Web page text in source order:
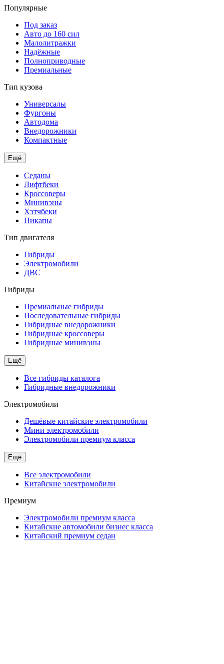
Популярные
Под заказ
Авто до 160 сил
Малолитражки
Надёжные
Полноприводные
Премиальные
Тип кузова
Универсалы
Фургоны
Автодома
Внедорожники
Компактные
Ещё
Седаны
Лифтбеки
Кроссоверы
Минивэны
Хэтчбеки
Пикапы
Тип двигателя
Гибриды
Электромобили
ДВС
Гибриды
Премиальные гибриды
Последовательные гибриды
Гибридные внедорожники
Гибридные кроссоверы
Гибридные минивэны
Ещё
Все гибриды каталога
Гибридные внедорожники
Электромобили
Дешёвые китайские электромобили
Мини электромобили
Электромобили премиум класса
Ещё
Все электромобили
Китайские электромобили
Премиум
Электромобили премиум класса
Китайские автомобили бизнес класса
Китайский премиум седан